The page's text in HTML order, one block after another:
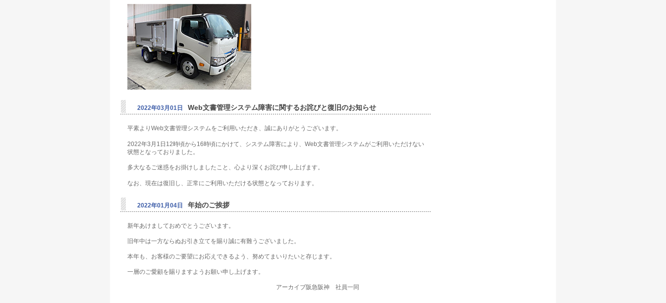
2022年03月01日 Web文書管理システム障害に関するお詫びと復旧のお知らせ
平素よりWeb文書管理システムをご利用いただき、誠にありがとうございます。
2022年3月1日12時頃から16時頃にかけて、システム障害により、Web文書管理システムがご利用いただけない
状態となっておりました。
多大なるご迷惑をお掛けしましたこと、心より深くお詫び申し上げます。
なお、現在は復旧し、正常にご利用いただける状態となっております。
2022年01月04日 年始のご挨拶
新年あけましておめでとうございます。
旧年中は一方ならぬお引き立てを賜り誠に有難うございました。
本年も、お客様のご要望にお応えできるよう、努めてまいりたいと存じます。
一層のご愛顧を賜りますようお願い申し上げます。
アーカイブ阪急阪神 社員一同